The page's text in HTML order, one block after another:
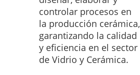
controlar procesos en
la producción cerámica,
garantizando la calidad
y eficiencia en el sector
de Vidrio y Cerámica.